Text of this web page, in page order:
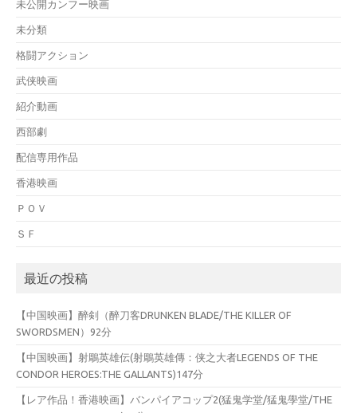
未公開カンフー映画
未分類
格闘アクション
武侠映画
紹介動画
西部劇
配信専用作品
香港映画
ＰＯＶ
ＳＦ
最近の投稿
【中国映画】醉剣（醉刀客DRUNKEN BLADE/THE KILLER OF
SWORDSMEN）92分
【中国映画】射鵰英雄伝(射鵰英雄傳：侠之大者LEGENDS OF THE
CONDOR HEROES:THE GALLANTS)147分
【レア作品！香港映画】バンパイアコップ2(猛鬼学堂/猛鬼學堂/THE